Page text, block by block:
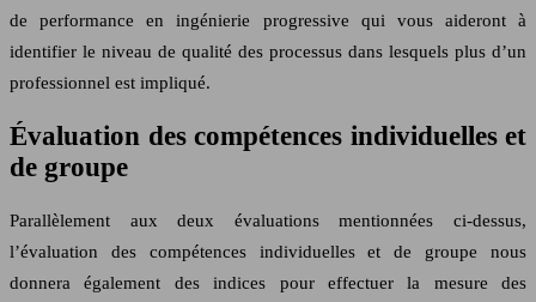
de performance en ingénierie progressive qui vous aideront à
identifier le niveau de qualité des processus dans lesquels plus d’un
professionnel est impliqué.
Évaluation des compétences individuelles et
de groupe
Parallèlement aux deux évaluations mentionnées ci-dessus,
l’évaluation des compétences individuelles et de groupe nous
donnera également des indices pour effectuer la mesure des